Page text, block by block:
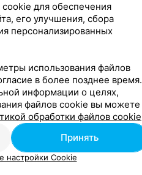
для обеспечения
его улучшения, сбора
персонализированных
использования файлов
в более позднее время.
информации о целях,
файлов cookie вы можете
обработки файлов cookie
Принять
настройки Cookie